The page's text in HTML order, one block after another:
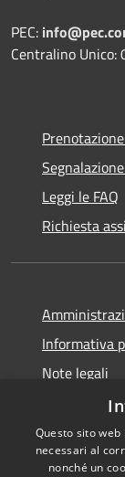
PEC:
Centralino
Leggi le FAQ
Richiesta
Informativa
Note legali
Questo sito
necessari al
nonché un